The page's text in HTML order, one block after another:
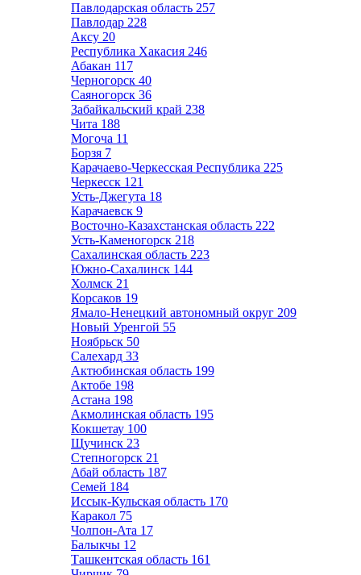
Павлодарская область 257
Павлодар 228
Аксу 20
Республика Хакасия 246
Абакан 117
Черногорск 40
Саяногорск 36
Забайкальский край 238
Чита 188
Могоча 11
Борзя 7
Карачаево-Черкесская Республика 225
Черкесск 121
Усть-Джегута 18
Карачаевск 9
Восточно-Казахстанская область 222
Усть-Каменогорск 218
Сахалинская область 223
Южно-Сахалинск 144
Холмск 21
Корсаков 19
Ямало-Ненецкий автономный округ 209
Новый Уренгой 55
Ноябрьск 50
Салехард 33
Актюбинская область 199
Актобе 198
Астана 198
Акмолинская область 195
Кокшетау 100
Щучинск 23
Степногорск 21
Абай область 187
Семей 184
Иссык-Кульская область 170
Каракол 75
Чолпон-Ата 17
Балыкчы 12
Ташкентская область 161